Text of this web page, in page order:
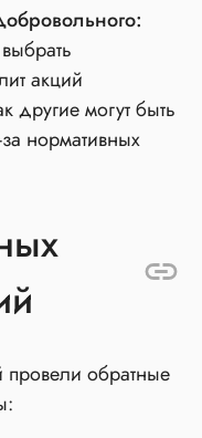
акций
другие могут быть
нормативных
провели обратные